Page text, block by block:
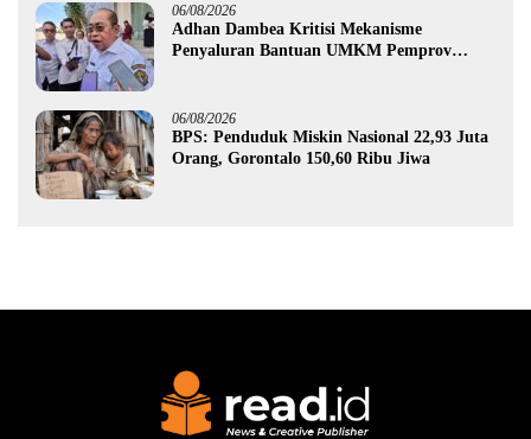
06/08/2026
Adhan Dambea Kritisi Mekanisme
Penyaluran Bantuan UMKM Pemprov
06/08/2026
BPS: Penduduk Miskin Nasional 22,93 Juta
Orang, Gorontalo 150,60 Ribu Jiwa